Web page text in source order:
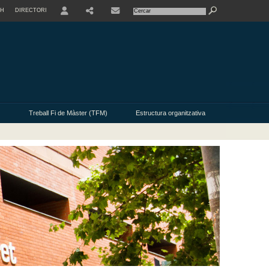
DIRECTORI
Treball Fi de Màster (TFM) Estructura organitzativa